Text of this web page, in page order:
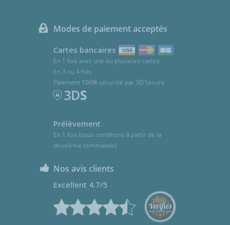
Modes de paiement acceptés
Cartes bancaires
En 1 fois avec une ou plusieurs cartes
En 3 ou 4 fois
Paiement 100% sécurisé par 3D Secure
Prélèvement
En 1 fois (sous conditions à partir de la
deuxième commande)
Nos avis clients
Excellent 4.7/5